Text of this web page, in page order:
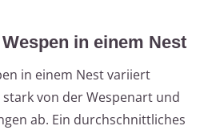
in einem Nest
in einem Nest variiert
von der Wespenart und
ab. Ein durchschnittliches